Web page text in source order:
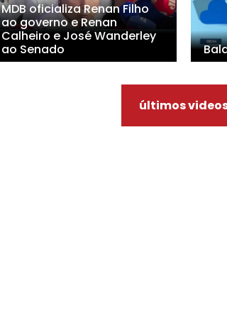
MDB oficializa Renan Filho
ao governo e Renan
Calheiro e José Wanderley
ao Senado
últimos